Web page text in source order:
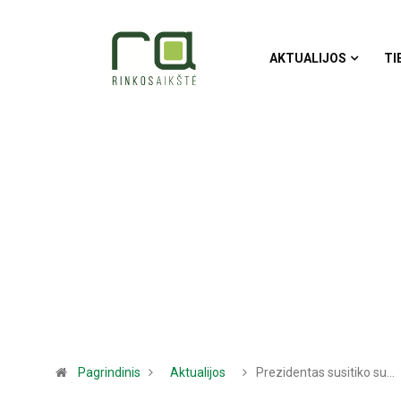
AKTUALIJOS
Pagrindinis Aktualijos Prezidentas susitiko su…